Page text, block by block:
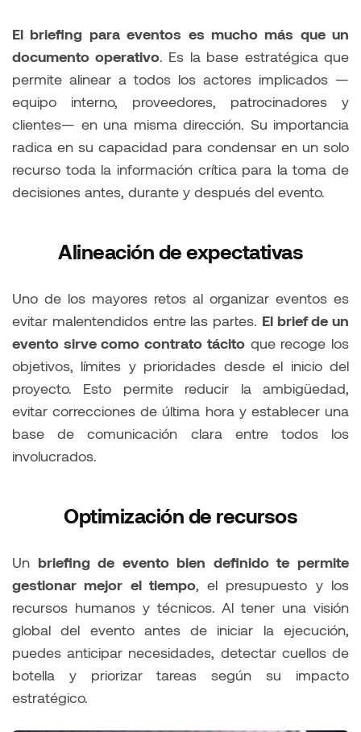
El briefing para eventos es mucho más que un
documento operativo. Es la base estratégica que
permite alinear a todos los actores implicados —
equipo interno, proveedores, patrocinadores y
clientes— en una misma dirección. Su importancia
radica en su capacidad para condensar en un solo
recurso toda la información crítica para la toma de
decisiones antes, durante y después del evento.
Alineación de expectativas
Uno de los mayores retos al organizar eventos es
evitar malentendidos entre las partes. El brief de un
evento sirve como contrato tácitoque recoge los
objetivos, límites y prioridades desde el inicio del
proyecto. Esto permite reducir la ambigüedad,
evitar correcciones de última hora y establecer una
base de comunicación clara entre todos los
involucrados.
Optimización de recursos
Un briefing de evento bien definido te permite
gestionar mejor el tiempo, el presupuesto y los
recursos humanos y técnicos. Al tener una visión
global del evento antes de iniciar la ejecución,
puedes anticipar necesidades, detectar cuellos de
botella y priorizar tareas según su impacto
estratégico.